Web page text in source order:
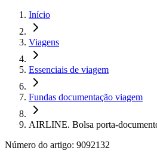
Início
Viagens
Essenciais de viagem
Fundas documentação viagem
AIRLINE. Bolsa porta-
Número do artigo: 9092132